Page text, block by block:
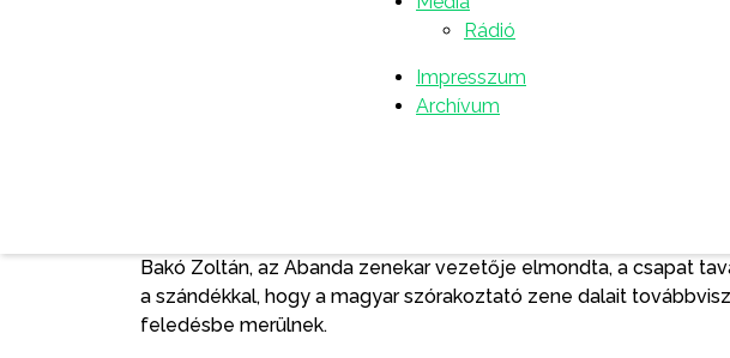
Rádió
Impresszum
Archívum
hangulatot varázsolnak – mondta.
Ünnepcímű dalával kezdődött, majd a
jászolhoz című szerzeményét játszotta el. Az Égben a fények
Bakó Zoltán, az Abanda zenekar vezetője elmondta, a csapat
a szándékkal, hogy a magyar szórakoztató zene dalait
feledésbe merülnek.